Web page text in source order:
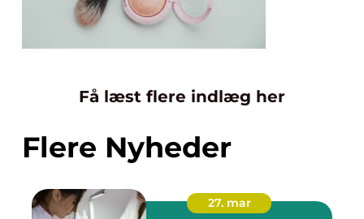
Få læst flere indlæg her
Flere Nyheder
27. mar